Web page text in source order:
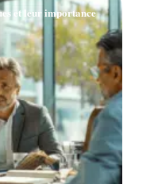
et leur importance